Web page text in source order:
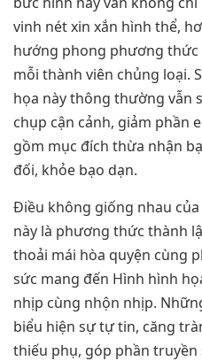
vinh nét xin xắn hình thể,
hướng phong phương thức
mỗi thành viên chủng loại.
họa này thông thường vẫn
chụp cận cảnh, giảm phần
gồm mục đích thừa nhận
đối, khỏe bạo dạn.
Điều không giống nhau
này là phương thức thành
thoải mái hòa quyện cùng
sức mang đến Hình hình
nhịp cùng nhộn nhịp.
biểu hiện sự tự tin, căng
thiếu phụ, góp phần truyền